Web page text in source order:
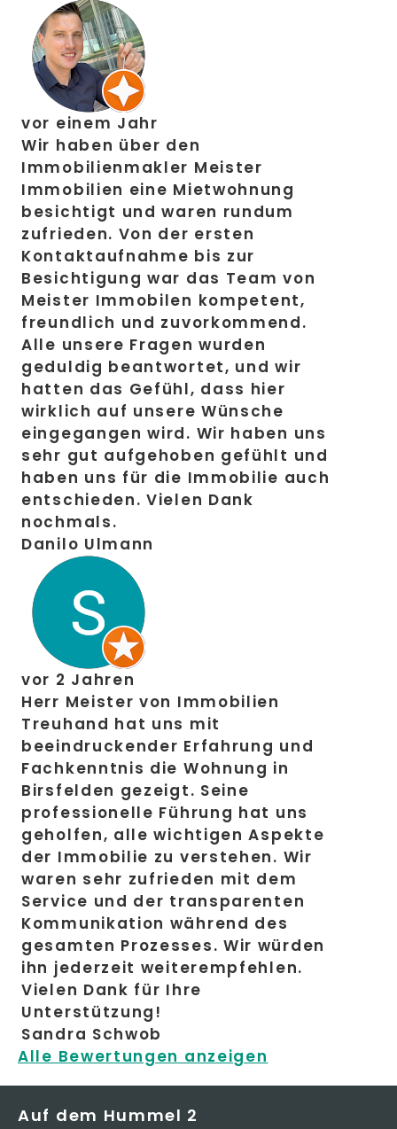
vor einem Jahr
Wir haben über den
Immobilienmakler Meister
Immobilien eine Mietwohnung
besichtigt und waren rundum
zufrieden. Von der ersten
Kontaktaufnahme bis zur
Besichtigung war das Team von
Meister Immobilen kompetent,
freundlich und zuvorkommend.
Alle unsere Fragen wurden
geduldig beantwortet, und wir
hatten das Gefühl, dass hier
wirklich auf unsere Wünsche
eingegangen wird. Wir haben uns
sehr gut aufgehoben gefühlt und
haben uns für die Immobilie auch
entschieden. Vielen Dank
nochmals.
Danilo Ulmann
vor 2 Jahren
Herr Meister von Immobilien
Treuhand hat uns mit
beeindruckender Erfahrung und
Fachkenntnis die Wohnung in
Birsfelden gezeigt. Seine
professionelle Führung hat uns
geholfen, alle wichtigen Aspekte
der Immobilie zu verstehen. Wir
waren sehr zufrieden mit dem
Service und der transparenten
Kommunikation während des
gesamten Prozesses. Wir würden
ihn jederzeit weiterempfehlen.
Vielen Dank für Ihre
Unterstützung!
Sandra Schwob
Alle Bewertungen anzeigen
Auf dem Hummel 2